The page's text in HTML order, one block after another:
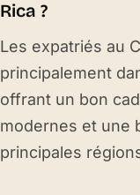
Rica ?
Les expatriés au
principalement
offrant un bon
modernes et une
principales